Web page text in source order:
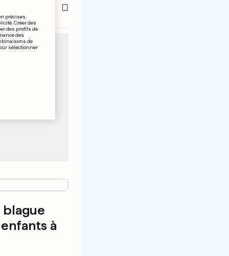
blague
à
précises.
Créer des
des profils de
des
de
sélectionner